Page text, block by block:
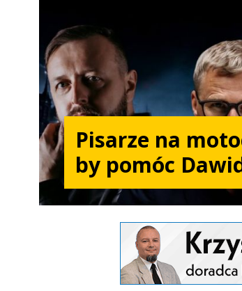
Pisarze na
by pomóc